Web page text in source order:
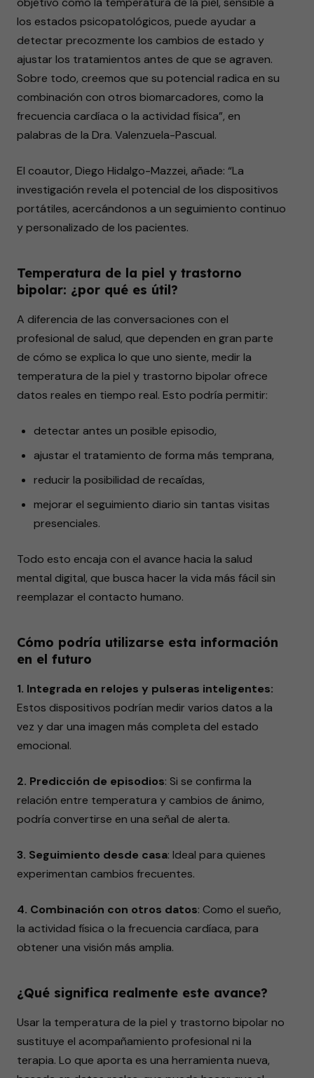
los estados psicopatológicos, puede ayudar a
detectar precozmente los cambios de estado y
ajustar los tratamientos antes de que se agraven.
Sobre todo, creemos que su potencial radica en su
combinación con otros biomarcadores, como la
frecuencia cardíaca o la actividad física”, en
palabras de la Dra. Valenzuela-Pascual.
El coautor, Diego Hidalgo-Mazzei, añade: “La
investigación revela el potencial de los dispositivos
portátiles, acercándonos a un seguimiento continuo
y personalizado de los pacientes.
Temperatura de la piel y trastorno
bipolar: ¿por qué es útil?
A diferencia de las conversaciones con el
profesional de salud, que dependen en gran parte
de cómo se explica lo que uno siente, medir la
temperatura de la piel y trastorno bipolar ofrece
datos reales en tiempo real. Esto podría permitir:
detectar antes un posible episodio,
ajustar el tratamiento de forma más temprana,
reducir la posibilidad de recaídas,
mejorar el seguimiento diario sin tantas visitas
presenciales.
Todo esto encaja con el avance hacia la salud
mental digital, que busca hacer la vida más fácil sin
reemplazar el contacto humano.
Cómo podría utilizarse esta información
en el futuro
1. Integrada en relojes y pulseras inteligentes:
Estos dispositivos podrían medir varios datos a la
vez y dar una imagen más completa del estado
emocional.
2. Predicción de episodios: Si se confirma la
relación entre temperatura y cambios de ánimo,
podría convertirse en una señal de alerta.
3. Seguimiento desde casa: Ideal para quienes
experimentan cambios frecuentes.
4. Combinación con otros datos: Como el sueño,
la actividad física o la frecuencia cardíaca, para
obtener una visión más amplia.
¿Qué significa realmente este avance?
Usar la temperatura de la piel y trastorno bipolar no
sustituye el acompañamiento profesional ni la
terapia. Lo que aporta es una herramienta nueva,